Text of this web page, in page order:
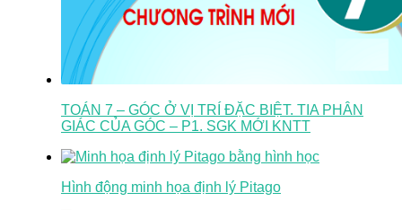
TOÁN 7 – GÓC Ở VỊ TRÍ ĐẶC BIỆT. TIA PHÂN
GIÁC CỦA GÓC – P1. SGK MỚI KNTT
Hình động minh họa định lý Pitago